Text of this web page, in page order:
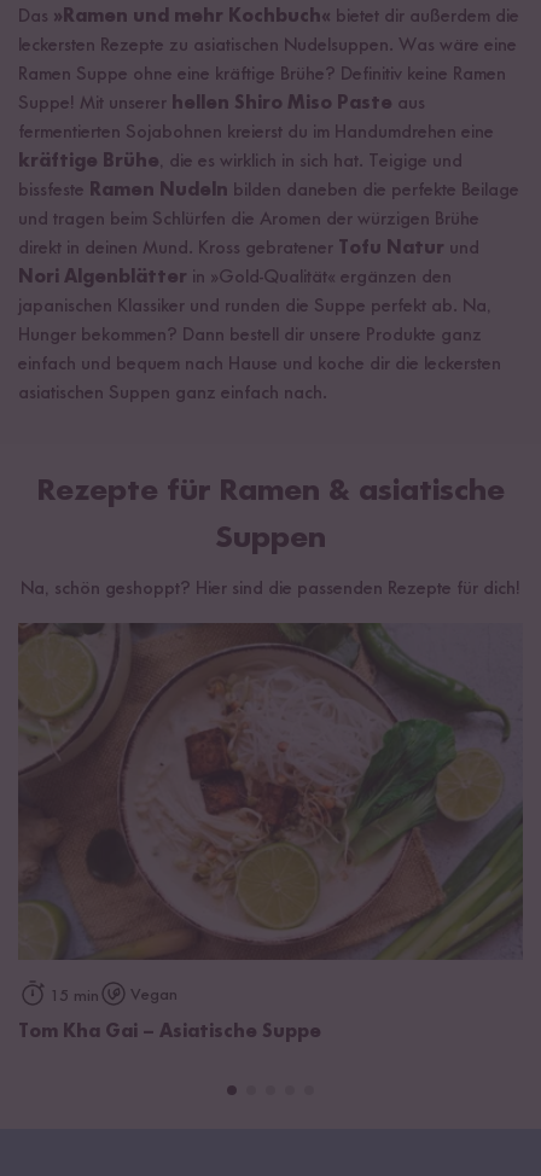
Das »Ramen und mehr Kochbuch« bietet dir außerdem die
leckersten Rezepte zu asiatischen Nudelsuppen. Was wäre eine
Ramen Suppe ohne eine kräftige Brühe? Definitiv keine Ramen
Suppe! Mit unserer hellen Shiro Miso Paste aus
fermentierten Sojabohnen kreierst du im Handumdrehen eine
kräftige Brühe, die es wirklich in sich hat. Teigige und
bissfeste Ramen Nudeln bilden daneben die perfekte Beilage
und tragen beim Schlürfen die Aromen der würzigen Brühe
direkt in deinen Mund. Kross gebratener
Tofu Natur und
Nori Algenblätter in »Gold-Qualität« ergänzen den
japanischen Klassiker und runden die Suppe perfekt ab. Na,
Hunger bekommen? Dann bestell dir unsere Produkte ganz
einfach und bequem nach Hause und koche dir die leckersten
asiatischen Suppen ganz einfach nach.
Rezepte für Ramen & asiatische
Suppen
Na, schön geshoppt? Hier sind die passenden Rezepte für dich!
15 min Vegan
Tom Kha Gai – Asiatische Suppe